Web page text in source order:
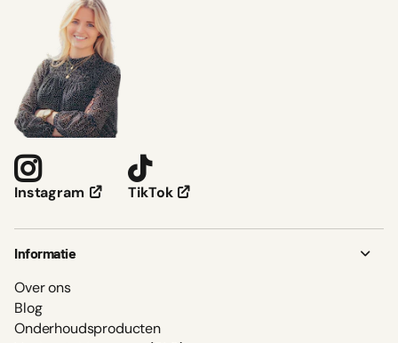
Instagram TikTok
Informatie
Over ons
Blog
Onderhoudsproducten